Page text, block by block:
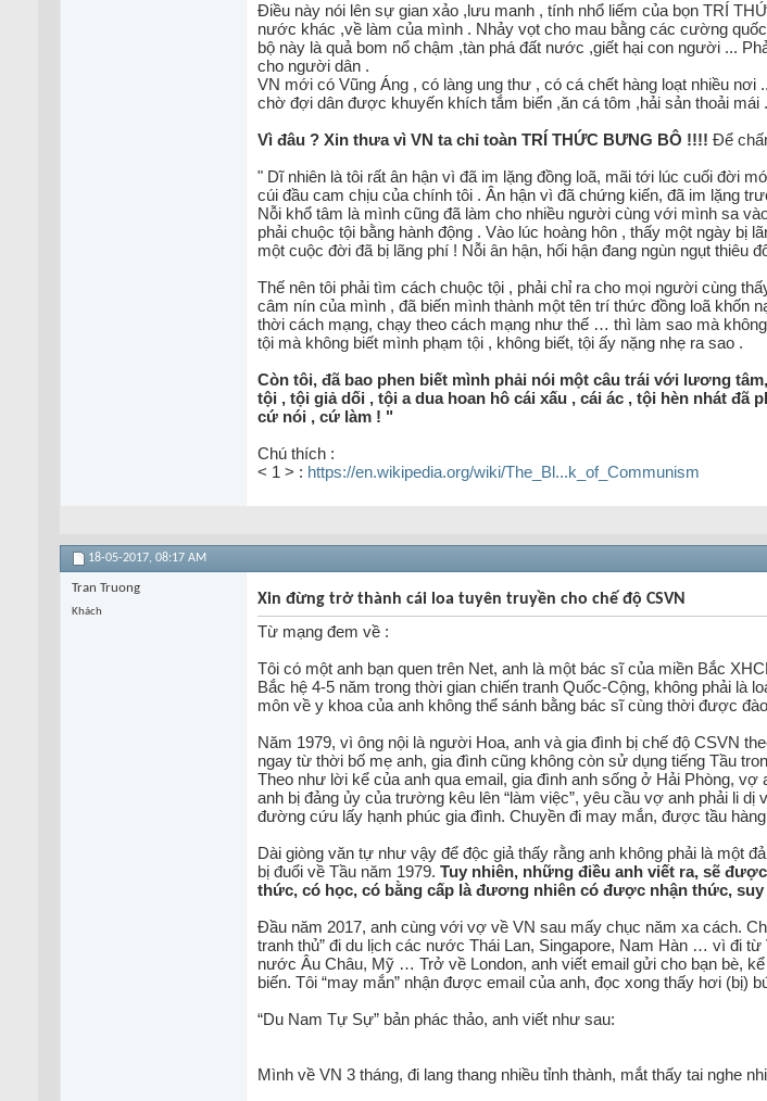
Điều này nói lên sự gian xảo ,lưu manh , tính nhổ liếm của bọn TRÍ
nước khác ,về làm của mình . Nhảy vọt cho mau bằng các cường
bộ này là quả bom nổ chậm ,tàn phá đất nước ,giết hại con người ...
cho người dân .
VN mới có Vũng Áng , có làng ung thư , có cá chết hàng loạt nhiều
chờ đợi dân được khuyến khích tắm biển ,ăn cá tôm ,hải sản thoải mái .
Vì đâu ? Xin thưa vì VN ta chỉ toàn TRÍ THỨC BƯNG BÔ !!!! Để
" Dĩ nhiên là tôi rất ân hận vì đã im lặng đồng loã, mãi tới lúc cuối đời
cúi đầu cam chịu của chính tôi . Ân hận vì đã chứng kiến, đã im lặng
Nỗi khổ tâm là mình cũng đã làm cho nhiều người cùng với mình sa
phải chuộc tội bằng hành động . Vào lúc hoàng hôn , thấy một ngày bị
một cuộc đời đã bị lãng phí ! Nỗi ân hận, hối hận đang ngùn ngụt thiêu
Thế nên tôi phải tìm cách chuộc tội , phải chỉ ra cho mọi người cùng
câm nín của mình , đã biến mình thành một tên trí thức đồng loã khốn
thời cách mạng, chạy theo cách mạng như thế … thì làm sao mà
tội mà không biết mình phạm tội , không biết, tội ấy nặng nhẹ ra sao .
Còn tôi, đã bao phen biết mình phải nói một câu trái với lương
tội , tội giả dối , tội a dua hoan hô cái xấu , cái ác , tội hèn nhát
cứ nói , cứ làm ! "
Chú thích :
< 1 > : https://en.wikipedia.org/wiki/The_Bl...k_of_Communism
18-05-2017, 08:17 AM
Tran Truong
Khách
Xin đừng trở thành cái loa tuyên truyền cho chế độ CSVN
Từ mạng đem về :
Tôi có một anh bạn quen trên Net, anh là một bác sĩ của miền Bắc
Bắc hệ 4-5 năm trong thời gian chiến tranh Quốc-Cộng, không phải
môn về y khoa của anh không thể sánh bằng bác sĩ cùng thời được
Năm 1979, vì ông nội là người Hoa, anh và gia đình bị chế độ CSVN
ngay từ thời bố mẹ anh, gia đình cũng không còn sử dụng tiếng Tầu
Theo như lời kể của anh qua email, gia đình anh sống ở Hải Phòng,
anh bị đảng ủy của trường kêu lên “làm việc”, yêu cầu vợ anh phải li
đường cứu lấy hạnh phúc gia đình. Chuyền đi may mắn, được tầu
Dài giòng văn tự như vậy để độc giả thấy rằng anh không phải là một
bị đuổi về Tầu năm 1979. Tuy nhiên, những điều anh viết ra, sẽ
thức, có học, có bằng cấp là đương nhiên có được nhận thức,
Đầu năm 2017, anh cùng với vợ về VN sau mấy chục năm xa cách.
tranh thủ” đi du lịch các nước Thái Lan, Singapore, Nam Hàn … vì đi
nước Âu Châu, Mỹ … Trở về London, anh viết email gửi cho bạn bè,
biến. Tôi “may mắn” nhận được email của anh, đọc xong thấy hơi (bị)
“Du Nam Tự Sự” bản phác thảo, anh viết như sau:
Mình về VN 3 tháng, đi lang thang nhiều tỉnh thành, mắt thấy tai nghe